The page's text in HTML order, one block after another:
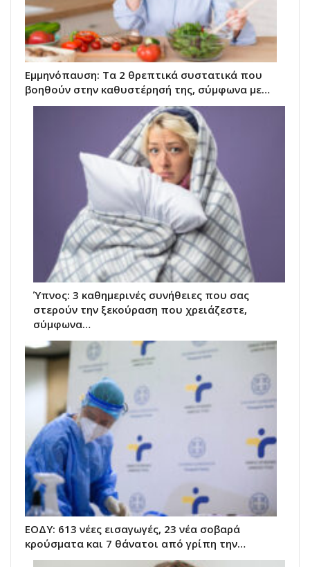
Eμμηνόπαυση: Τα 2 θρεπτικά συστατικά που
βοηθούν στην καθυστέρησή της, σύμφωνα με…
Ύπνος: 3 καθημερινές συνήθειες που σας
στερούν την ξεκούραση που χρειάζεστε,
σύμφωνα…
ΕΟΔΥ: 613 νέες εισαγωγές, 23 νέα σοβαρά
κρούσματα και 7 θάνατοι από γρίπη την…